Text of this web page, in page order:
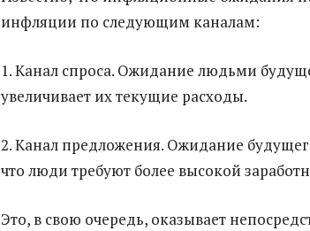
инфляции по следующим каналам:
1. Канал спроса. Ожидание людьми
увеличивает их текущие расходы.
2. Канал предложения. Ожидание
что люди требуют более высокой
Это, в свою очередь, оказывает